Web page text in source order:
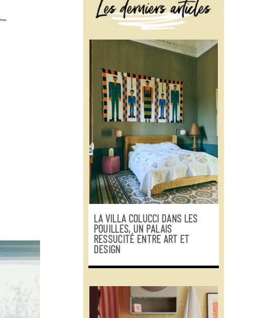
LA VILLA COLUCCI DANS LES
POUILLES, UN PALAIS
RESSUCITÉ ENTRE ART ET
DESIGN